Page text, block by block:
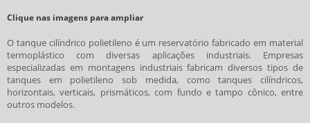
Clique nas imagens para ampliar
O tanque cilíndrico polietileno é um reservatório fabricado em material
termoplástico com diversas aplicações industriais. Empresas
especializadas em montagens industriais fabricam diversos tipos de
tanques em polietileno sob medida, como tanques cilíndricos,
horizontais, verticais, prismáticos, com fundo e tampo cônico, entre
outros modelos.